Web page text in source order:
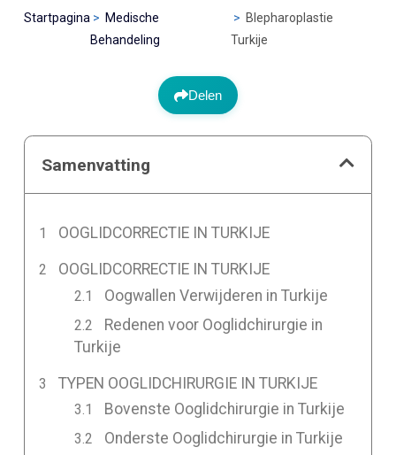
Startpagina
Medische
Behandeling
Blepharoplastie
Turkije
Delen
Samenvatting
OOGLIDCORRECTIE IN TURKIJE
OOGLIDCORRECTIE IN TURKIJE
Oogwallen Verwijderen in Turkije
Redenen voor Ooglidchirurgie in
Turkije
TYPEN OOGLIDCHIRURGIE IN TURKIJE
Bovenste Ooglidchirurgie in Turkije
Onderste Ooglidchirurgie in Turkije